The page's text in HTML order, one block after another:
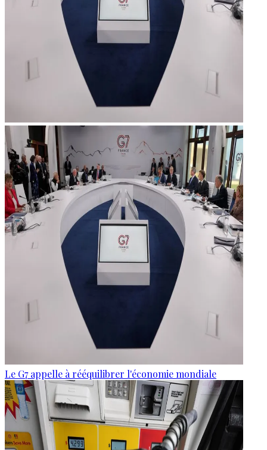
Le G7 appelle à rééquilibrer l'économie mondiale